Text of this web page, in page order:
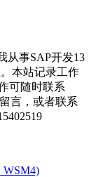
从事SAP开发13
本站记录工作
可随时联系
言，或者联系